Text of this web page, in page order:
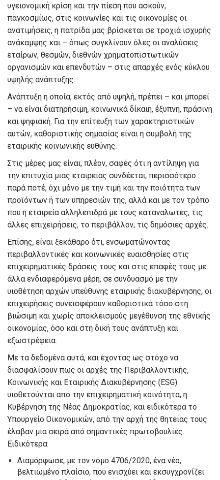
υγειονομική κρίση και την πίεση που ασκούν,
παγκοσμίως, στις κοινωνίες και τις οικονομίες οι
ανατιμήσεις, η πατρίδα μας βρίσκεται σε τροχιά ισχυρής
ανάκαμψης και – όπως συγκλίνουν όλες οι αναλύσεις
εταίρων, θεσμών, διεθνών χρηματοπιστωτικών
οργανισμών και επενδυτών – στις απαρχές ενός κύκλου
υψηλής ανάπτυξης.
Ανάπτυξη η οποία, εκτός από υψηλή, πρέπει – και μπορεί
– να είναι διατηρήσιμη, κοινωνικά δίκαιη, έξυπνη, πράσινη
και ψηφιακή. Για την επίτευξη των χαρακτηριστικών
αυτών, καθοριστικής σημασίας είναι η συμβολή της
εταιρικής κοινωνικής ευθύνης.
Στις μέρες μας είναι, πλέον, σαφές ότι η αντίληψη για
την επιτυχία μιας εταιρείας συνδέεται, περισσότερο
παρά ποτέ, όχι μόνο με την τιμή και την ποιότητα των
προϊόντων ή των υπηρεσιών της, αλλά και με τον τρόπο
που η εταιρεία αλληλεπιδρά με τους καταναλωτές, τις
άλλες επιχειρήσεις, το περιβάλλον, τις δημόσιες αρχές.
Επίσης, είναι ξεκάθαρο ότι, ενσωματώνοντας
περιβαλλοντικές και κοινωνικές ευαισθησίες στις
επιχειρηματικές δράσεις τους και στις επαφές τους με
άλλα ενδιαφερόμενα μέρη, σε συνδυασμό με την
υιοθέτηση αρχών υπεύθυνης εταιρικής διακυβέρνησης, οι
επιχειρήσεις συνεισφέρουν καθοριστικά τόσο στη
βιώσιμη και χωρίς αποκλεισμούς μεγέθυνση της εθνικής
οικονομίας, όσο και στη δική τους ανάπτυξη και
εξωστρέφεια.
Με τα δεδομένα αυτά, και έχοντας ως στόχο να
διασφαλίσουν πως οι αρχές της Περιβαλλοντικής,
Κοινωνικής και Εταιρικής Διακυβέρνησης (ESG)
υιοθετούνται από την επιχειρηματική κοινότητα, η
Κυβέρνηση της Νέας Δημοκρατίας, και ειδικότερα το
Υπουργείο Οικονομικών, από την αρχή της θητείας τους
έλαβαν μια σειρά από σημαντικές πρωτοβουλίες.
Ειδικότερα:
Διαμόρφωσε, με τον νόμο 4706/2020, ένα νέο,
βελτιωμένο πλαίσιο, που ενισχύει και εκσυγχρονίζει